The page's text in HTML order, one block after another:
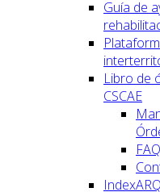
Guía de
Libro de
CSCAE
IndexARQ